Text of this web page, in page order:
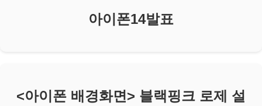
아이폰14발표
<아이폰 배경화면> 블랙핑크 로제 설